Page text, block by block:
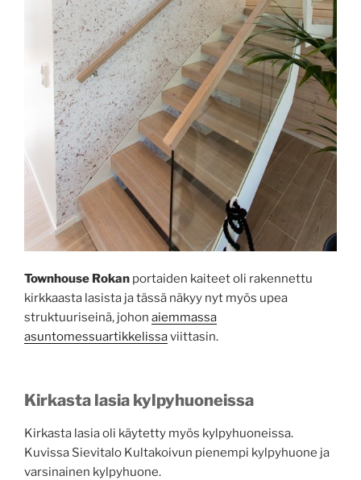
Townhouse Rokan portaiden kaiteet oli rakennettu
kirkkaasta lasista ja tässä näkyy nyt myös upea
struktuuriseinä, johon aiemmassa
asuntomessuartikkelissaviittasin.
Kirkasta lasia kylpyhuoneissa
Kirkasta lasia oli käytetty myös kylpyhuoneissa.
Kuvissa Sievitalo Kultakoivun pienempi kylpyhuone ja
varsinainen kylpyhuone.